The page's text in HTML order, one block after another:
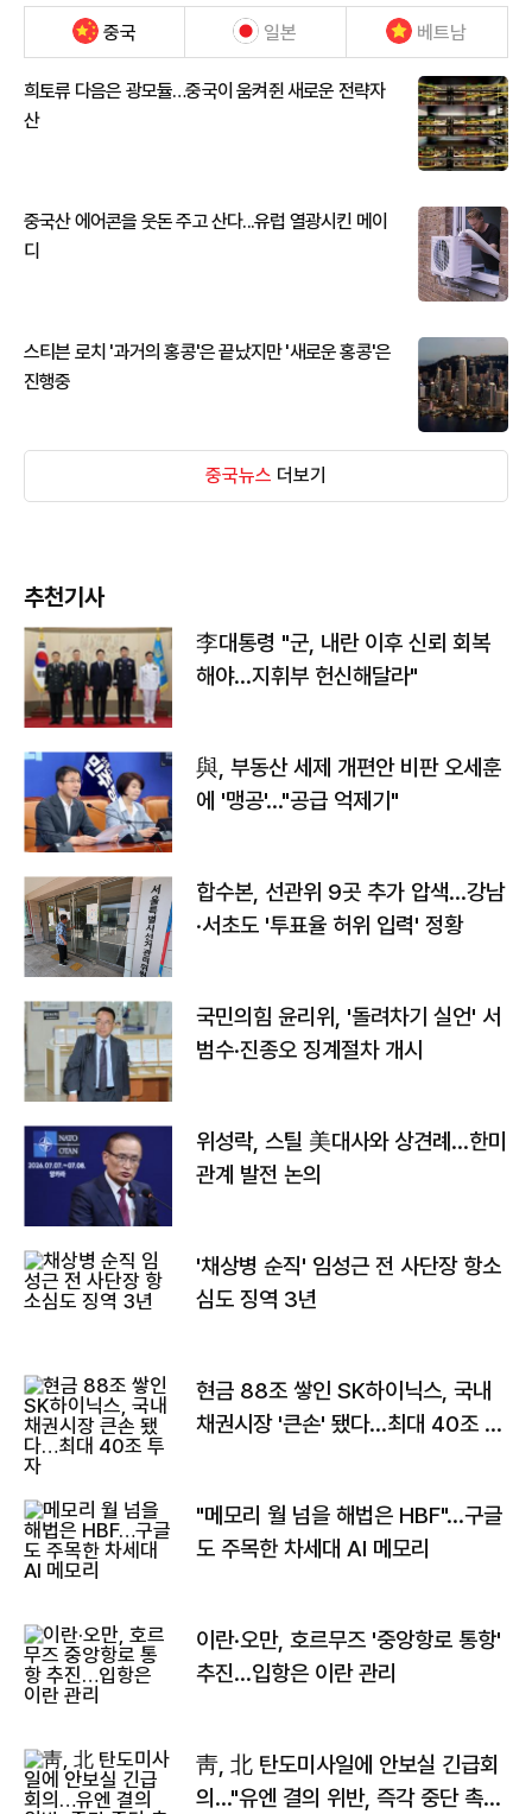
중국 일본 베트남
희토류 다음은 광모듈…중국이 움켜쥔 새로운 전략자
산
중국산 에어콘을 웃돈 주고 산다...유럽 열광시킨 메이
디
스티븐 로치 '과거의 홍콩'은 끝났지만 '새로운 홍콩'은
진행중
중국뉴스 더보기
추천기사
李대통령 "군, 내란 이후 신뢰 회복
해야…지휘부 헌신해달라"
與, 부동산 세제 개편안 비판 오세훈
에 '맹공'…"공급 억제기"
합수본, 선관위 9곳 추가 압색…강남
·서초도 '투표율 허위 입력' 정황
국민의힘 윤리위, '돌려차기 실언' 서
범수·진종오 징계절차 개시
위성락, 스틸 美대사와 상견례…한미
관계 발전 논의
'채상병 순직' 임성근 전 사단장 항소
심도 징역 3년
현금 88조 쌓인 SK하이닉스, 국내
채권시장 '큰손' 됐다…최대 40조 투
"메모리 월 넘을 해법은 HBF"…구글
도 주목한 차세대 AI 메모리
이란·오만, 호르무즈 '중앙항로 통항'
추진…입항은 이란 관리
靑, 北 탄도미사일에 안보실 긴급회
의…"유엔 결의 위반, 즉각 중단 촉